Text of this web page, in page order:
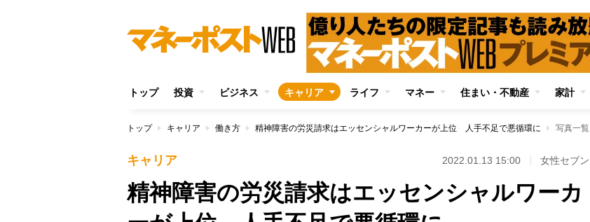
トップ 投資 ビジネス キャリア ライフ マネー 住まい・不動産 家計
トップ キャリア 働き方 精神障害の労災請求はエッセンシャルワーカーが上位 人手不足で悪循環に 写真一覧
キャリア 2022.01.13 15:00 女性セブン
精神障害の労災請求はエッセンシャルワーカ